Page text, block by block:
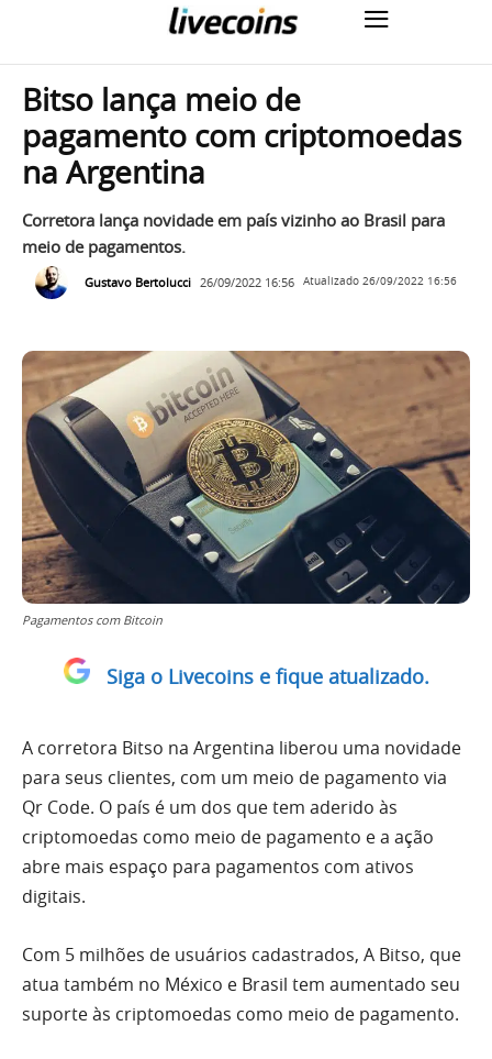
Bitso lança meio de
pagamento com criptomoedas
na Argentina
Corretora lança novidade em país vizinho ao Brasil para
meio de pagamentos.
Gustavo Bertolucci 26/09/2022 16:56 Atualizado 26/09/2022 16:56
Pagamentos com Bitcoin
Siga o Livecoins e fique atualizado.
A corretora Bitso na Argentina liberou uma novidade
para seus clientes, com um meio de pagamento via
Qr Code. O país é um dos que tem aderido às
criptomoedas como meio de pagamento e a ação
abre mais espaço para pagamentos com ativos
digitais.
Com 5 milhões de usuários cadastrados, A Bitso, que
atua também no México e Brasil tem aumentado seu
suporte às criptomoedas como meio de pagamento.